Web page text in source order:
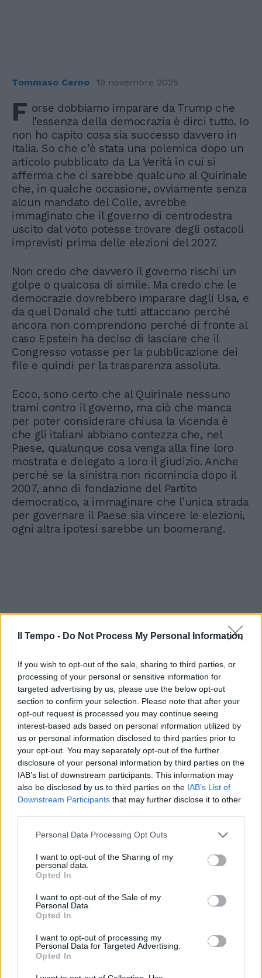
Il Tempo - Do Not Process My Personal Information
If you wish to opt-out of the sale, sharing to third parties, or
processing of your personal or sensitive information for
targeted advertising by us, please use the below opt-out
section to confirm your selection. Please note that after your
opt-out request is processed you may continue seeing
interest-based ads based on personal information utilized by
us or personal information disclosed to third parties prior to
your opt-out. You may separately opt-out of the further
disclosure of your personal information by third parties on the
IAB’s list of downstream participants. This information may
also be disclosed by us to third parties on the IAB’s List of
Downstream Participants that may further disclose it to other
Personal Data Processing Opt Outs
I want to opt-out of the Sharing of my
personal data.
Opted In
I want to opt-out of the Sale of my
Personal Data.
Opted In
I want to opt-out of processing my
Personal Data for Targeted Advertising.
Opted In
Tommaso Cerno 19 novembre 2025
F orse dobbiamo imparare da Trump che
l’essenza della democrazia è dirci tutto. Io
non ho capito cosa sia successo davvero in
Italia. So che c’è stata una polemica dopo un
articolo pubblicato da La Verità in cui si
afferma che ci sarebbe qualcuno al Quirinale
che, in qualche occasione, ovviamente senza
alcun mandato del Colle, avrebbe
immaginato che il governo di centrodestra
uscito dal voto potesse trovare degli ostacoli
imprevisti prima delle elezioni del 2027.
Non credo che davvero il governo rischi un
golpe o qualcosa di simile. Ma credo che le
democrazie dovrebbero imparare dagli Usa, e
da quel Donald che tutti attaccano perché
ancora non comprendono perché di fronte al
caso Epstein ha deciso di lasciare che il
Congresso votasse per la pubblicazione dei
file e quindi per la trasparenza assoluta.
Ecco, sono certo che al Quirinale nessuno
trami contro il governo, ma ciò che manca
per poter considerare chiusa la vicenda è
che gli italiani abbiano contezza che, nel
Paese, qualunque cosa venga alla fine loro
mostrata e delegato a loro il giudizio. Anche
perché se la sinistra non ricomincia dopo il
2007, anno di fondazione del Partito
democratico, a immaginare che l’unica strada
per governare il Paese sia vincere le elezioni,
ogni altra ipotesi sarebbe un boomerang.